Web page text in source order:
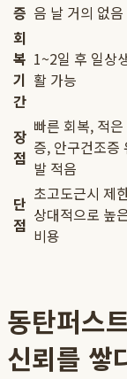
증 음 날 거의 없음
회
복
기
간
1~2일 후 일상
활 가능
장
점
빠른 회복, 적은
증, 안구건조증
발 적음
단
점
초고도근시 제
상대적으로 높
비용
동탄퍼스
신뢰를 쌓